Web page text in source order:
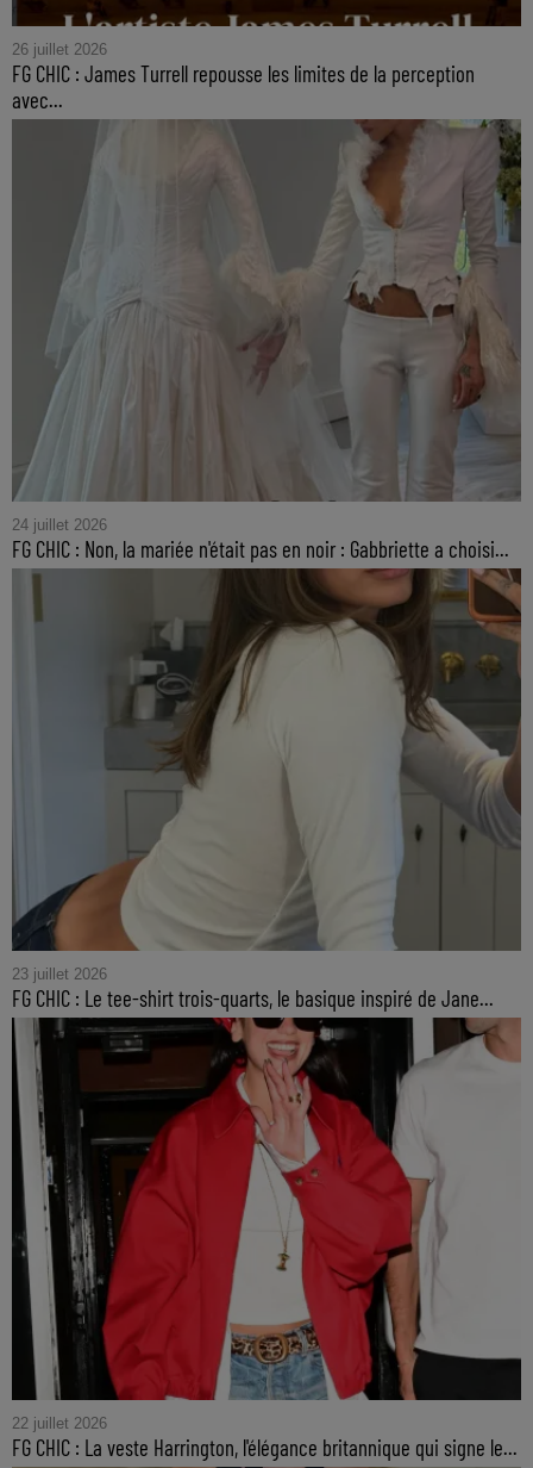
26 juillet 2026
FG CHIC : James Turrell repousse les limites de la perception
avec...
24 juillet 2026
FG CHIC : Non, la mariée n'était pas en noir : Gabbriette a choisi...
23 juillet 2026
FG CHIC : Le tee-shirt trois-quarts, le basique inspiré de Jane...
22 juillet 2026
FG CHIC : La veste Harrington, l'élégance britannique qui signe le...